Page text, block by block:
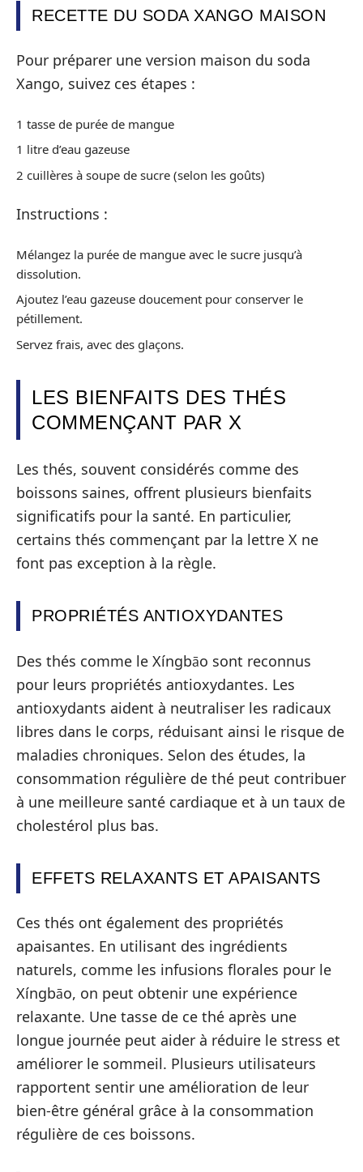
RECETTE DU SODA XANGO MAISON
Pour préparer une version maison du soda
Xango, suivez ces étapes :
1 tasse de purée de mangue
1 litre d’eau gazeuse
2 cuillères à soupe de sucre (selon les goûts)
Instructions :
Mélangez la purée de mangue avec le sucre jusqu’à
dissolution.
Ajoutez l’eau gazeuse doucement pour conserver le
pétillement.
Servez frais, avec des glaçons.
LES BIENFAITS DES THÉS
COMMENÇANT PAR X
Les thés, souvent considérés comme des
boissons saines, offrent plusieurs bienfaits
significatifs pour la santé. En particulier,
certains thés commençant par la lettre X ne
font pas exception à la règle.
PROPRIÉTÉS ANTIOXYDANTES
Des thés comme le Xíngbāo sont reconnus
pour leurs propriétés antioxydantes. Les
antioxydants aident à neutraliser les radicaux
libres dans le corps, réduisant ainsi le risque de
maladies chroniques. Selon des études, la
consommation régulière de thé peut contribuer
à une meilleure santé cardiaque et à un taux de
cholestérol plus bas.
EFFETS RELAXANTS ET APAISANTS
Ces thés ont également des propriétés
apaisantes. En utilisant des ingrédients
naturels, comme les infusions florales pour le
Xíngbāo, on peut obtenir une expérience
relaxante. Une tasse de ce thé après une
longue journée peut aider à réduire le stress et
améliorer le sommeil. Plusieurs utilisateurs
rapportent sentir une amélioration de leur
bien-être général grâce à la consommation
régulière de ces boissons.